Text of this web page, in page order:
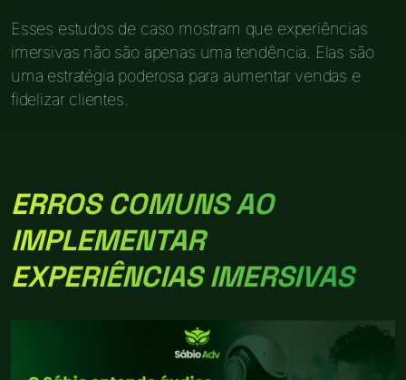
Esses estudos de caso mostram que experiências
imersivas não são apenas uma tendência. Elas são
uma estratégia poderosa para aumentar vendas e
fidelizar clientes.
ERROS COMUNS AO
IMPLEMENTAR
EXPERIÊNCIAS IMERSIVAS